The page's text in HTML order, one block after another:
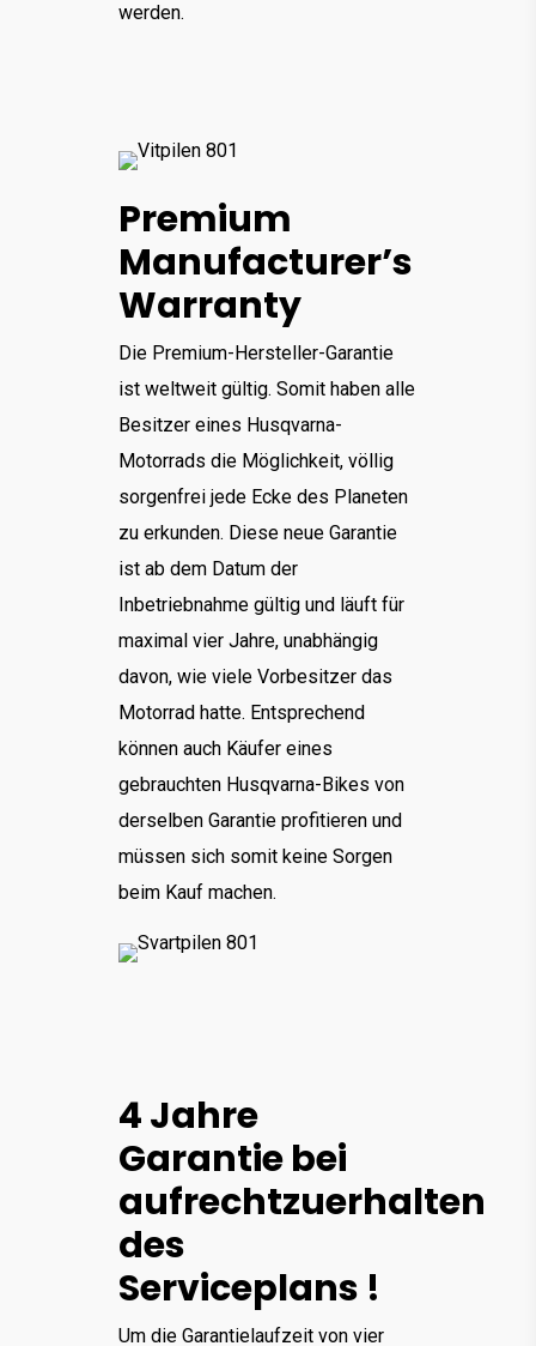
werden.
Premium
Manufacturer’s
Warranty
Die Premium-Hersteller-Garantie
ist weltweit gültig. Somit haben alle
Besitzer eines Husqvarna-
Motorrads die Möglichkeit, völlig
sorgenfrei jede Ecke des Planeten
zu erkunden. Diese neue Garantie
ist ab dem Datum der
Inbetriebnahme gültig und läuft für
maximal vier Jahre, unabhängig
davon, wie viele Vorbesitzer das
Motorrad hatte. Entsprechend
können auch Käufer eines
gebrauchten Husqvarna-Bikes von
derselben Garantie profitieren und
müssen sich somit keine Sorgen
beim Kauf machen.
4 Jahre
Garantie bei
aufrechtzuerhalten
des
Serviceplans !
Um die Garantielaufzeit von vier